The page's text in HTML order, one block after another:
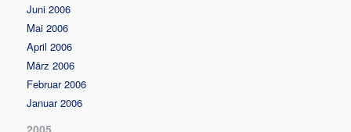
Juni 2006
Mai 2006
April 2006
März 2006
Februar 2006
Januar 2006
2005